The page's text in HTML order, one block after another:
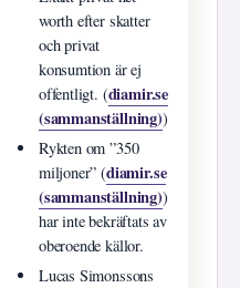
worth efter skatter
och privat
konsumtion är ej
offentligt. (diamir.se
(sammanställning))
Rykten om ”350
miljoner” (diamir.se
(sammanställning))
har inte bekräftats av
oberoende källor.
Lucas Simonssons